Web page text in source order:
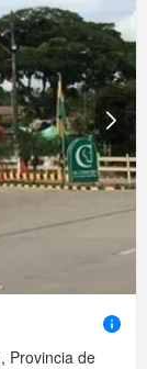
Provincia de